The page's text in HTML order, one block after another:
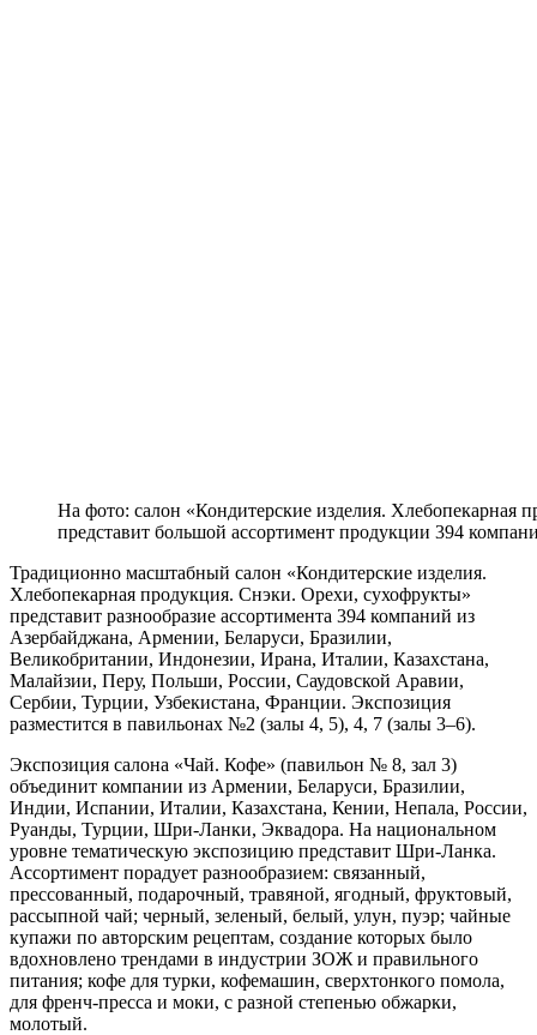
На фото: салон «Кондитерские изделия. Хлебопекарная
представит большой ассортимент продукции 394
Традиционно масштабный салон «Кондитерские изделия.
Хлебопекарная продукция. Снэки. Орехи, сухофрукты»
представит разнообразие ассортимента 394 компаний из
Азербайджана, Армении, Беларуси, Бразилии,
Великобритании, Индонезии, Ирана, Италии, Казахстана,
Малайзии, Перу, Польши, России, Саудовской Аравии,
Сербии, Турции, Узбекистана, Франции. Экспозиция
разместится в павильонах №2 (залы 4, 5), 4, 7 (залы 3–6).
Экспозиция салона «Чай. Кофе» (павильон № 8, зал 3)
объединит компании из Армении, Беларуси, Бразилии,
Индии, Испании, Италии, Казахстана, Кении, Непала, России,
Руанды, Турции, Шри-Ланки, Эквадора. На национальном
уровне тематическую экспозицию представит Шри-Ланка.
Ассортимент порадует разнообразием: связанный,
прессованный, подарочный, травяной, ягодный, фруктовый,
рассыпной чай; черный, зеленый, белый, улун, пуэр; чайные
купажи по авторским рецептам, создание которых было
вдохновлено трендами в индустрии ЗОЖ и правильного
питания; кофе для турки, кофемашин, сверхтонкого помола,
для френч-пресса и моки, с разной степенью обжарки,
молотый.